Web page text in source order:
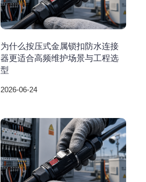
为什么按压式金属锁扣防水连接
器更适合高频维护场景与工程选
型
2026-06-24